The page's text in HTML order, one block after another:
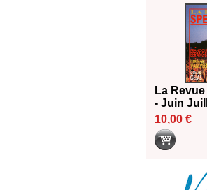
La
- Juin
10,00 €